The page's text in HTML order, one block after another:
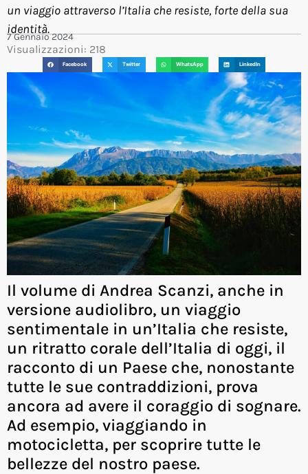
un viaggio attraverso l’Italia che resiste, forte della sua
identità.
7 Gennaio 2024
Visualizzazioni: 218
Facebook Twitter WhatsApp LinkedIn
Il volume di Andrea Scanzi, anche in
versione audiolibro, un viaggio
sentimentale in un’Italia che resiste,
un ritratto corale dell’Italia di oggi, il
racconto di un Paese che, nonostante
tutte le sue contraddizioni, prova
ancora ad avere il coraggio di sognare.
Ad esempio, viaggiando in
motocicletta, per scoprire tutte le
bellezze del nostro paese.